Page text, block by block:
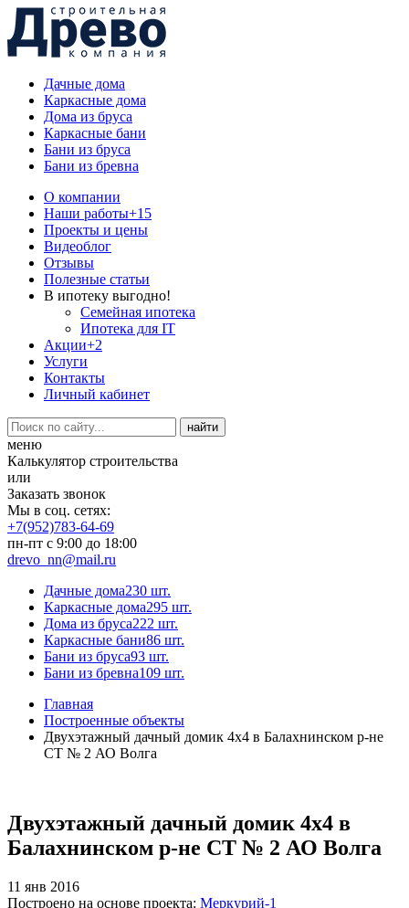
Дачные дома
Каркасные дома
Дома из бруса
Каркасные бани
Бани из бруса
Бани из бревна
О компании
Наши работы+15
Проекты и цены
Видеоблог
Отзывы
Полезные статьи
В ипотеку выгодно!
Семейная ипотека
Ипотека для IT
Акции+2
Услуги
Контакты
Личный кабинет
меню
Калькулятор строительства
или
Заказать звонок
Мы в соц. сетях:
+7(952)783-64-69
пн-пт с 9:00 до 18:00
drevo_nn@mail.ru
Дачные дома230 шт.
Каркасные дома295 шт.
Дома из бруса222 шт.
Каркасные бани86 шт.
Бани из бруса93 шт.
Бани из бревна109 шт.
Главная
Построенные объекты
Двухэтажный дачный домик 4х4 в Балахнинском р-не
СТ № 2 АО Волга
Двухэтажный дачный домик 4х4 в
Балахнинском р-не СТ № 2 АО Волга
11 янв 2016
Построено на основе проекта: Меркурий-1